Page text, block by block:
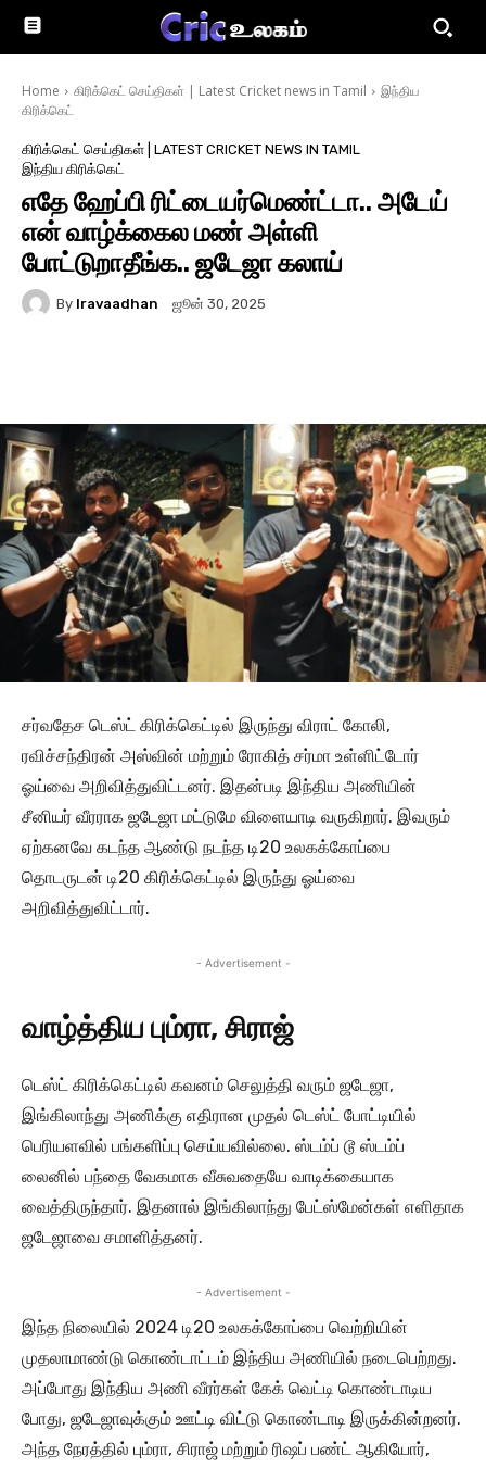
Home கிரிக்கெட் செய்திகள் | Latest Cricket news in Tamil
இந்திய
கிரிக்கெட்
கிரிக்கெட் செய்திகள் | LATEST CRICKET NEWS IN TAMIL
இந்திய கிரிக்கெட்
எதே ஹேப்பி ரிட்டையர்மெண்ட்டா.. அடேய்
என் வாழ்க்கைல மண் அள்ளி
போட்டுறாதீங்க.. ஜடேஜா கலாய்
By Iravaadhan ஜூன் 30, 2025
சர்வதேச டெஸ்ட் கிரிக்கெட்டில் இருந்து விராட் கோலி,
ரவிச்சந்திரன் அஸ்வின் மற்றும் ரோகித் சர்மா உள்ளிட்டோர்
ஓய்வை அறிவித்துவிட்டனர். இதன்படி இந்திய அணியின்
சீனியர் வீரராக ஜடேஜா மட்டுமே விளையாடி வருகிறார். இவரும்
ஏற்கனவே கடந்த ஆண்டு நடந்த டி20 உலகக்கோப்பை
தொடருடன் டி20 கிரிக்கெட்டில் இருந்து ஓய்வை
அறிவித்துவிட்டார்.
- Advertisement -
வாழ்த்திய பும்ரா, சிராஜ்
டெஸ்ட் கிரிக்கெட்டில் கவனம் செலுத்தி வரும் ஜடேஜா,
இங்கிலாந்து அணிக்கு எதிரான முதல் டெஸ்ட் போட்டியில்
பெரியளவில் பங்களிப்பு செய்யவில்லை. ஸ்டம்ப் டூ ஸ்டம்ப்
லைனில் பந்தை வேகமாக வீசுவதையே வாடிக்கையாக
வைத்திருந்தார். இதனால் இங்கிலாந்து பேட்ஸ்மேன்கள் எளிதாக
ஜடேஜாவை சமாளித்தனர்.
- Advertisement -
இந்த நிலையில் 2024 டி20 உலகக்கோப்பை வெற்றியின்
முதலாமாண்டு கொண்டாட்டம் இந்திய அணியில் நடைபெற்றது.
அப்போது இந்திய அணி வீரர்கள் கேக் வெட்டி கொண்டாடிய
போது, ஜடேஜாவுக்கும் ஊட்டி விட்டு கொண்டாடி இருக்கின்றனர்.
அந்த நேரத்தில் பும்ரா, சிராஜ் மற்றும் ரிஷப் பண்ட் ஆகியோர்,